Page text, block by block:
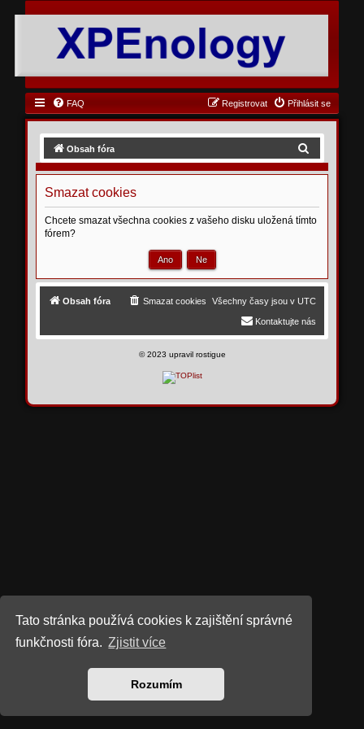
Tato stránka používá cookies k zajištění správné
funkčnosti fóra. Zjistit více
Rozumím
FAQ Přihlásit se
Registrovat
Obsah fóra
d
a
Smazat cookies
Chcete smazat všechna cookies z vašeho disku uložená tímto
fórem?
Obsah fóra Všechny časy jsou v UTC
Smazat cookies
Kontaktujte nás
©2023 upravil rostigue